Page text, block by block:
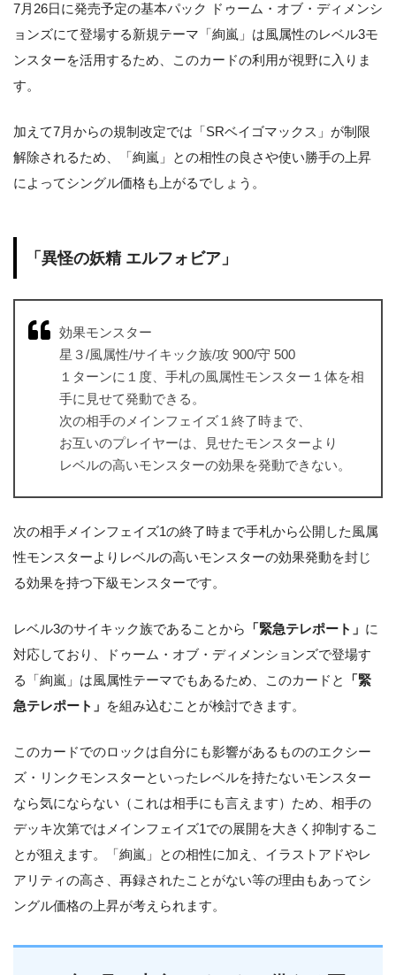
7月26日に発売予定の基本パック ドゥーム・オブ・ディメンシ
ョンズにて登場する新規テーマ「絢嵐」は風属性のレベル3モ
ンスターを活用するため、このカードの利用が視野に入りま
す。
加えて7月からの規制改定では「SRベイゴマックス」が制限
解除されるため、「絢嵐」との相性の良さや使い勝手の上昇
によってシングル価格も上がるでしょう。
「異怪の妖精 エルフォビア」
効果モンスター
星３/風属性/サイキック族/攻 900/守 500
１ターンに１度、手札の風属性モンスター１体を相
手に見せて発動できる。
次の相手のメインフェイズ１終了時まで、
お互いのプレイヤーは、見せたモンスターより
レベルの高いモンスターの効果を発動できない。
次の相手メインフェイズ1の終了時まで手札から公開した風属
性モンスターよりレベルの高いモンスターの効果発動を封じ
る効果を持つ下級モンスターです。
レベル3のサイキック族であることから 「緊急テレポート」 に
対応しており、ドゥーム・オブ・ディメンションズで登場す
る「絢嵐」は風属性テーマでもあるため、このカードと
「緊
急テレポート」 を組み込むことが検討できます。
このカードでのロックは自分にも影響があるもののエクシー
ズ・リンクモンスターといったレベルを持たないモンスター
なら気にならない（これは相手にも言えます）ため、相手の
デッキ次第ではメインフェイズ1での展開を大きく抑制するこ
とが狙えます。「絢嵐」との相性に加え、イラストアドやレ
アリティの高さ、再録されたことがない等の理由もあってシ
ングル価格の上昇が考えられます。